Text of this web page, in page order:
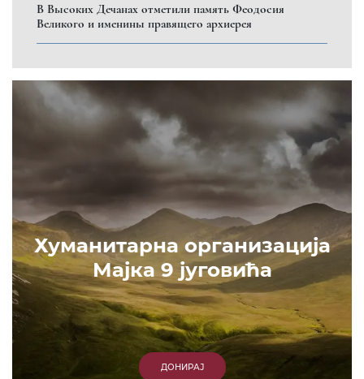
В Высоких Дечанах отметили память Феодосия
Великого и именины правящего архиерея
Хуманитарна организација
Мајка 9 југовића
ДОНИРАЈ